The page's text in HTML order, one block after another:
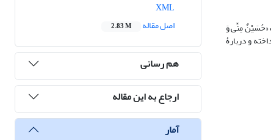
«حُسَیْنٌ مِنِّی وَ
و دربارۀ
اصل مقاله
2.83 M
هم رسانی
ارجاع به این مقاله
آمار